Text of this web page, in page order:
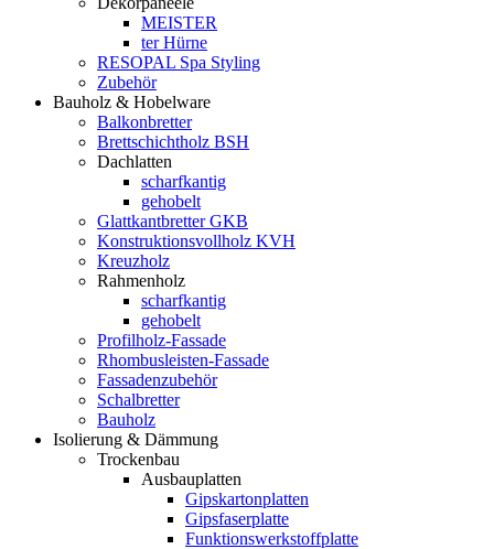
MEISTER
ter Hürne
RESOPAL Spa Styling
Zubehör
Bauholz & Hobelware
Balkonbretter
Brettschichtholz BSH
Dachlatten
scharfkantig
gehobelt
Glattkantbretter GKB
Konstruktionsvollholz KVH
Kreuzholz
Rahmenholz
scharfkantig
gehobelt
Profilholz-Fassade
Rhombusleisten-Fassade
Fassadenzubehör
Schalbretter
Bauholz
Isolierung & Dämmung
Trockenbau
Ausbauplatten
Gipskartonplatten
Gipsfaserplatte
Funktionswerkstoffplatte